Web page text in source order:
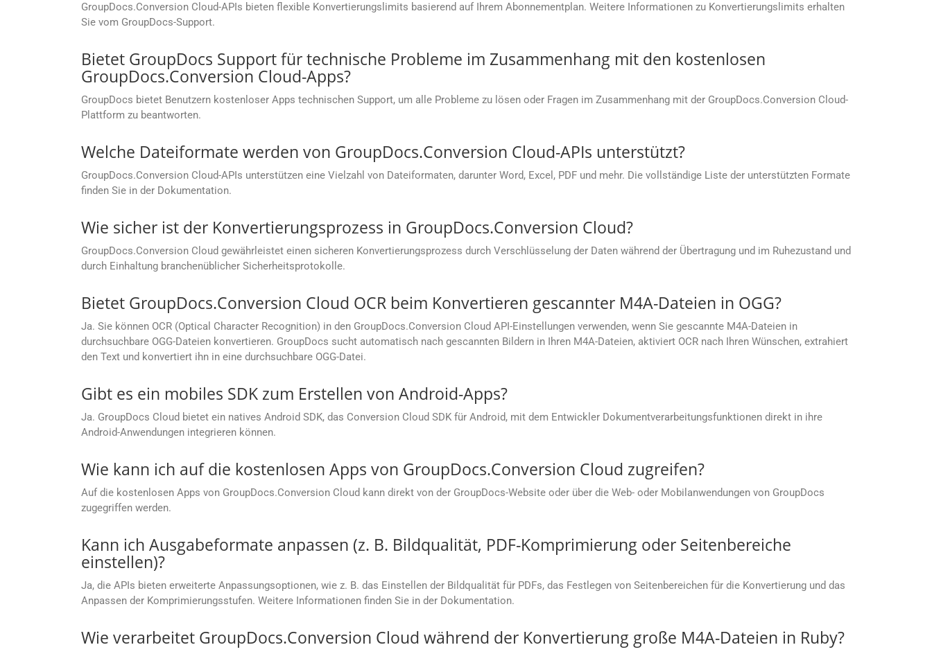
GroupDocs.Conversion Cloud-APIs bieten flexible Konvertierungslimits basierend auf Ihrem Abonnementplan. Weitere Informationen zu Konvertierungslimits erhalten
Sie vom GroupDocs-Support.
Bietet GroupDocs Support für technische Probleme im Zusammenhang mit den kostenlosen
GroupDocs.Conversion Cloud-Apps?
GroupDocs bietet Benutzern kostenloser Apps technischen Support, um alle Probleme zu lösen oder Fragen im Zusammenhang mit der GroupDocs.Conversion Cloud-
Plattform zu beantworten.
Welche Dateiformate werden von GroupDocs.Conversion Cloud-APIs unterstützt?
GroupDocs.Conversion Cloud-APIs unterstützen eine Vielzahl von Dateiformaten, darunter Word, Excel, PDF und mehr. Die vollständige Liste der unterstützten Formate
finden Sie in der Dokumentation.
Wie sicher ist der Konvertierungsprozess in GroupDocs.Conversion Cloud?
GroupDocs.Conversion Cloud gewährleistet einen sicheren Konvertierungsprozess durch Verschlüsselung der Daten während der Übertragung und im Ruhezustand und
durch Einhaltung branchenüblicher Sicherheitsprotokolle.
Bietet GroupDocs.Conversion Cloud OCR beim Konvertieren gescannter M4A-Dateien in OGG?
Ja. Sie können OCR (Optical Character Recognition) in den GroupDocs.Conversion Cloud API-Einstellungen verwenden, wenn Sie gescannte M4A-Dateien in
durchsuchbare OGG-Dateien konvertieren. GroupDocs sucht automatisch nach gescannten Bildern in Ihren M4A-Dateien, aktiviert OCR nach Ihren Wünschen, extrahiert
den Text und konvertiert ihn in eine durchsuchbare OGG-Datei.
Gibt es ein mobiles SDK zum Erstellen von Android-Apps?
Ja. GroupDocs Cloud bietet ein natives Android SDK, das Conversion Cloud SDK für Android, mit dem Entwickler Dokumentverarbeitungsfunktionen direkt in ihre
Android-Anwendungen integrieren können.
Wie kann ich auf die kostenlosen Apps von GroupDocs.Conversion Cloud zugreifen?
Auf die kostenlosen Apps von GroupDocs.Conversion Cloud kann direkt von der GroupDocs-Website oder über die Web- oder Mobilanwendungen von GroupDocs
zugegriffen werden.
Kann ich Ausgabeformate anpassen (z. B. Bildqualität, PDF-Komprimierung oder Seitenbereiche
einstellen)?
Ja, die APIs bieten erweiterte Anpassungsoptionen, wie z. B. das Einstellen der Bildqualität für PDFs, das Festlegen von Seitenbereichen für die Konvertierung und das
Anpassen der Komprimierungsstufen. Weitere Informationen finden Sie in der Dokumentation.
Wie verarbeitet GroupDocs.Conversion Cloud während der Konvertierung große M4A-Dateien in Ruby?